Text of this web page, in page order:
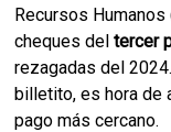
Recursos
cheques deltercer
rezagadas del
billetito, es hora de
pago más cercano.